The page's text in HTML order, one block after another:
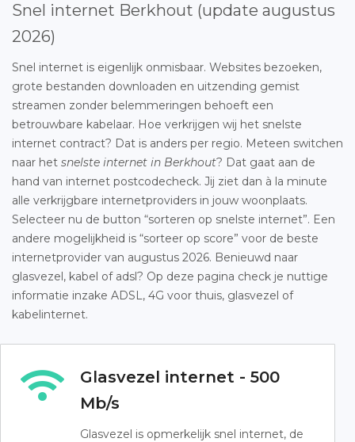
Snel internet Berkhout (update augustus
2026)
Snel internet is eigenlijk onmisbaar. Websites bezoeken,
grote bestanden downloaden en uitzending gemist
streamen zonder belemmeringen behoeft een
betrouwbare kabelaar. Hoe verkrijgen wij het snelste
internet contract? Dat is anders per regio. Meteen switchen
naar het snelste internet in Berkhout? Dat gaat aan de
hand van internet postcodecheck. Jij ziet dan à la minute
alle verkrijgbare internetproviders in jouw woonplaats.
Selecteer nu de button “sorteren op snelste internet”. Een
andere mogelijkheid is “sorteer op score” voor de beste
internetprovider van augustus 2026. Benieuwd naar
glasvezel, kabel of adsl? Op deze pagina check je nuttige
informatie inzake ADSL, 4G voor thuis, glasvezel of
kabelinternet.
Glasvezel internet - 500
Mb/s
Glasvezel is opmerkelijk snel internet, de